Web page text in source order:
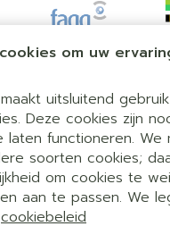
om uw
uitsluitend
Deze cookies zijn
functioneren. We
soorten cookies;
om cookies te
aan te passen. We
cookiebeleid